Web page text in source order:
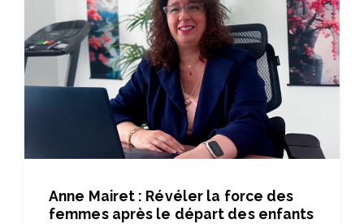
Anne Mairet : Révéler la force des
femmes après le départ des enfants